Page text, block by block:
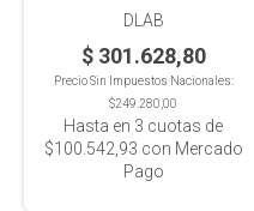
DLAB
$ 301.628,80
Precio Sin Impuestos Nacionales:
$249.280,00
Hasta en 3 cuotas de
$100.542,93 con Mercado
Pago